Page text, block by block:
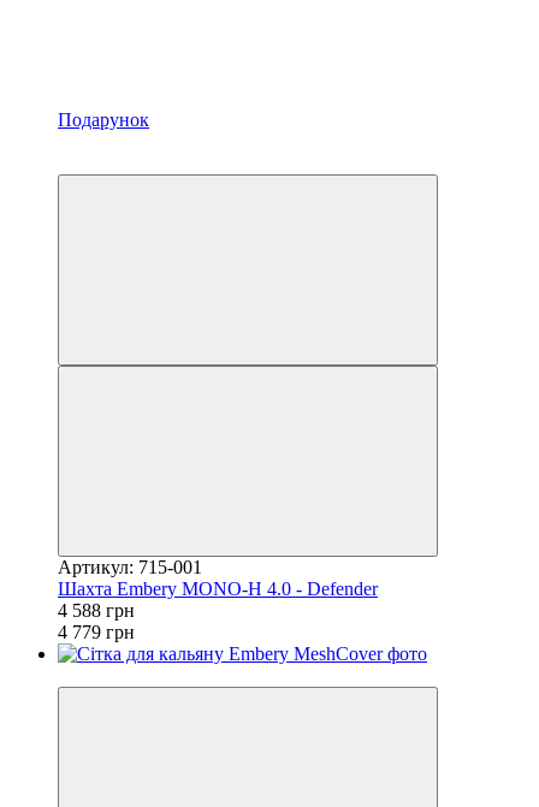
Подарунок
Артикул: 715-001
Шахта Embery MONO-H 4.0 - Defender
4 588 грн
4 779 грн